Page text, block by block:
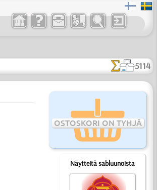
5114
OSTOSKORI ON TYHJÄ
Näytteitä sabluunoista